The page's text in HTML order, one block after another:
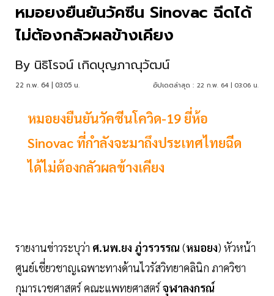
หมอยงยืนยันวัคซีน Sinovac ฉีดได้
ไม่ต้องกลัวผลข้างเคียง
By นิธิโรจน์ เกิดบุญภาณุวัฒน์
22 ก.พ. 64 | 03:05 น. อัปเดตล่าสุด : 22 ก.พ. 64 | 03:06 น.
หมอยงยืนยันวัคซีนโควิด-19 ยี่ห้อ
Sinovac ที่กำลังจะมาถึงประเทศไทยฉีด
ได้ไม่ต้องกลัวผลข้างเคียง
รายงานข่าวระบุว่า ศ.นพ.ยง ภู่วรวรรณ (หมอยง) หัวหน้า
ศูนย์เชี่ยวชาญเฉพาะทางด้านไวรัสวิทยาคลินิก ภาควิชา
กุมารเวชศาสตร์ คณะแพทยศาสตร์ จุฬาลงกรณ์